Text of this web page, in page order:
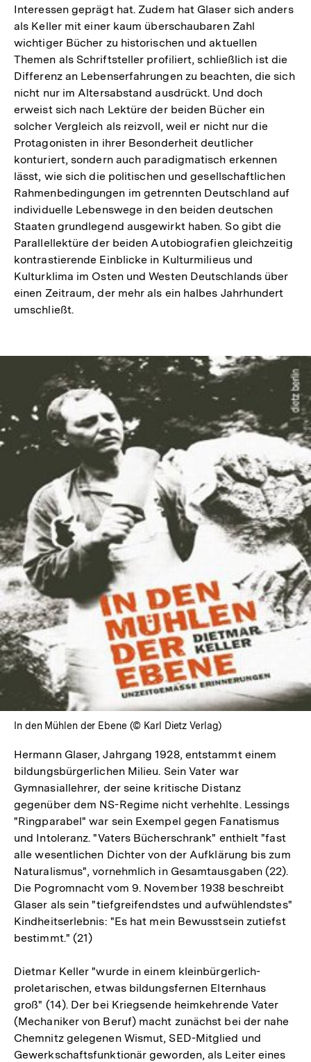
Interessen geprägt hat. Zudem hat Glaser sich anders
als Keller mit einer kaum überschaubaren Zahl
wichtiger Bücher zu historischen und aktuellen
Themen als Schriftsteller profiliert, schließlich ist die
Differenz an Lebenserfahrungen zu beachten, die sich
nicht nur im Altersabstand ausdrückt. Und doch
erweist sich nach Lektüre der beiden Bücher ein
solcher Vergleich als reizvoll, weil er nicht nur die
Protagonisten in ihrer Besonderheit deutlicher
konturiert, sondern auch paradigmatisch erkennen
lässt, wie sich die politischen und gesellschaftlichen
Rahmenbedingungen im getrennten Deutschland auf
individuelle Lebenswege in den beiden deutschen
Staaten grundlegend ausgewirkt haben. So gibt die
Parallellektüre der beiden Autobiografien gleichzeitig
kontrastierende Einblicke in Kulturmilieus und
Kulturklima im Osten und Westen Deutschlands über
einen Zeitraum, der mehr als ein halbes Jahrhundert
umschließt.
Lightbox
öffnen
In den Mühlen der Ebene (© Karl Dietz Verlag)
Hermann Glaser, Jahrgang 1928, entstammt einem
bildungsbürgerlichen Milieu. Sein Vater war
Gymnasiallehrer, der seine kritische Distanz
gegenüber dem NS-Regime nicht verhehlte. Lessings
"Ringparabel" war sein Exempel gegen Fanatismus
und Intoleranz. "Vaters Bücherschrank" enthielt "fast
alle wesentlichen Dichter von der Aufklärung bis zum
Naturalismus", vornehmlich in Gesamtausgaben (22).
Die Pogromnacht vom 9. November 1938 beschreibt
Glaser als sein "tiefgreifendstes und aufwühlendstes"
Kindheitserlebnis: "Es hat mein Bewusstsein zutiefst
bestimmt." (21)
Dietmar Keller "wurde in einem kleinbürgerlich-
proletarischen, etwas bildungsfernen Elternhaus
groß" (14). Der bei Kriegsende heimkehrende Vater
(Mechaniker von Beruf) macht zunächst bei der nahe
Chemnitz gelegenen Wismut, SED-Mitglied und
Gewerkschaftsfunktionär geworden, als Leiter eines